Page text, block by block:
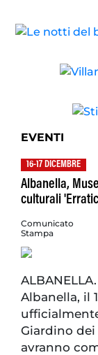
EVENTI
16-17 DICEMBRE
Albanella,
culturali
Comunicato
Stampa
Albanella, il
Giardino
avranno